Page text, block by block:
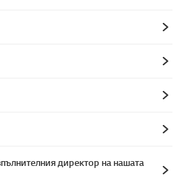
директор на нашата